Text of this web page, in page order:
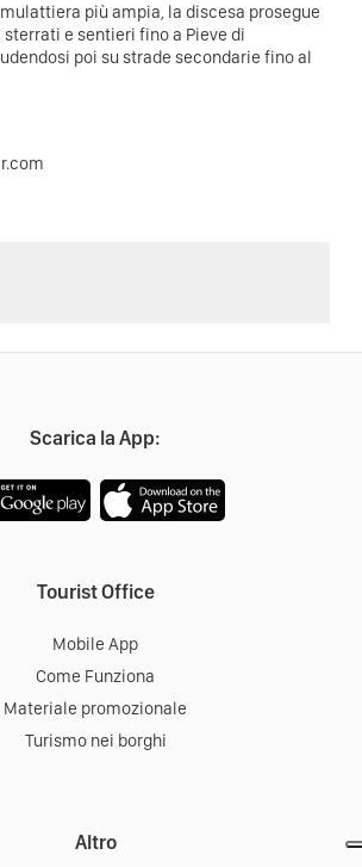
più ampia, la discesa prosegue
e sentieri fino a Pieve di
poi su strade secondarie fino al
Scarica la App:
Tourist Office
Mobile App
Come Funziona
Materiale promozionale
Turismo nei borghi
Altro